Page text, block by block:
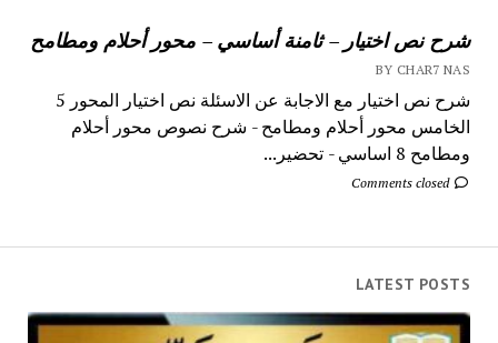
شرح نص اختيار – ثامنة أساسي – محور أحلام ومطامح
BY CHAR7 NAS
شرح نص اختيار مع الاجابة عن الاسئلة نص اختيار المحور 5
الخامس محور أحلام ومطامح - شرح نصوص محور أحلام
ومطامح 8 اساسي - تحضير...
Comments closed
LATEST POSTS